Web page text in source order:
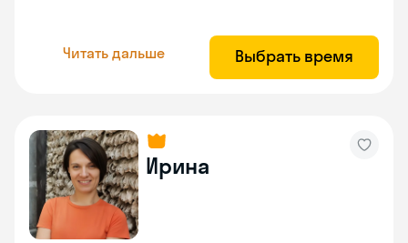
Читать дальше Выбрать время
Ирина